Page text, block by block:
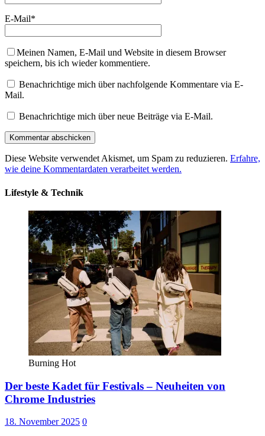
E-Mail*
Meinen Namen, E-Mail und Website in diesem Browser
speichern, bis ich wieder kommentiere.
Benachrichtige mich über nachfolgende Kommentare via E-
Mail.
Benachrichtige mich über neue Beiträge via E-Mail.
Diese Website verwendet Akismet, um Spam zu reduzieren. Erfahre,
wie deine Kommentardaten verarbeitet werden.
Lifestyle & Technik
Burning Hot
Der beste Kadet für Festivals – Neuheiten von
Chrome Industries
18. November 2025 0